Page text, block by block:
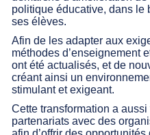
politique éducative, dans le
ses élèves.
Afin de les adapter aux
méthodes d’enseignement
ont été actualisés, et de
créant ainsi un
stimulant et exigeant.
Cette transformation a
partenariats avec des